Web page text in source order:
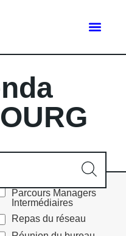
Parcours Managers
Intermédiaires
Repas du réseau